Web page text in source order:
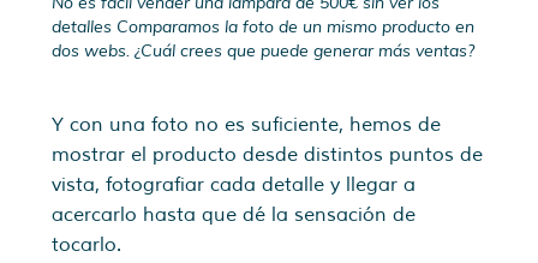
detalles Comparamos la foto de un mismo producto en
dos webs. ¿Cuál crees que puede generar más ventas?
Y con una foto no es suficiente, hemos de
mostrar el producto desde distintos puntos de
vista, fotografiar cada detalle y llegar a
acercarlo hasta que dé la sensación de
tocarlo.